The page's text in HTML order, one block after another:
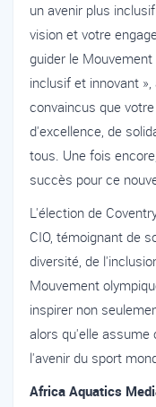
un avenir plus
vision et votre
guider le
inclusif et innovant
convaincus que
d'excellence, de
tous. Une fois
succès pour ce
L'élection de
CIO, témoignant de
diversité, de
Mouvement
inspirer non
alors qu'elle assume
l'avenir du sport
Africa Aquatics